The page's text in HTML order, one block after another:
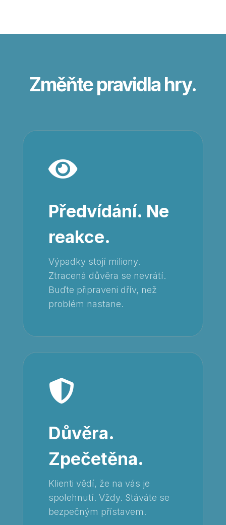
Změňte pravidla hry.

Předvídání. Ne
reakce.
Výpadky stojí miliony.
Ztracená důvěra se nevrátí.
Buďte připraveni dřív, než
problém nastane.

Důvěra.
Zpečetěna.
Klienti vědí, že na vás je
spolehnutí. Vždy. Stáváte se
bezpečným přístavem.